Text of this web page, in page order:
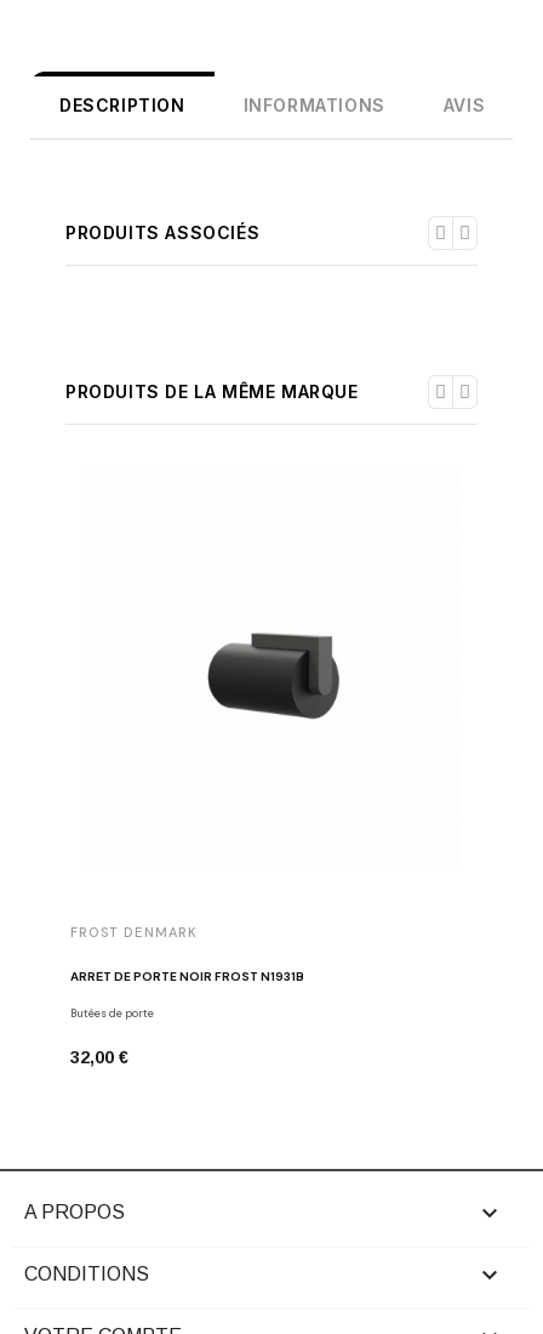
DESCRIPTION INFORMATIONS AVIS
PRODUITS ASSOCIÉS
PRODUITS DE LA MÊME MARQUE
FROST DENMARK
ARRÊT DE PORTE NOIR FROST N1931B
Butées de porte
32,00 €
A PROPOS 
CONDITIONS 